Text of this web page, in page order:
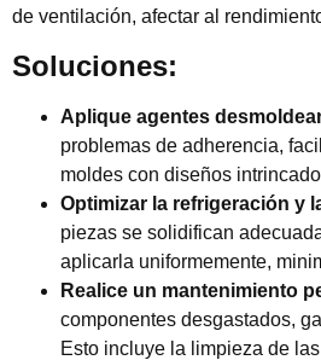
de ventilación, afectar al
Soluciones:
Aplique agentes
problemas de adherencia,
moldes con diseños
Optimizar la refrigeración y
piezas se solidifican
aplicarla uniformemente,
Realice un mantenimiento
componentes desgastados,
Esto incluye la limpieza de